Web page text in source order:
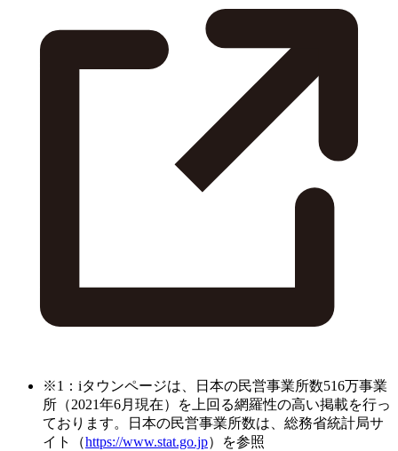
※1：iタウンページは、日本の民営事業所数516万事業
所（2021年6月現在）を上回る網羅性の高い掲載を行っ
ております。日本の民営事業所数は、総務省統計局サ
イト（https://www.stat.go.jp）を参照